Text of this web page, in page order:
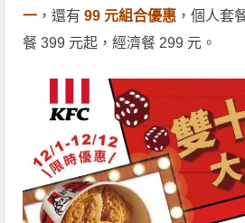
一 ，還有 99 元組合優惠 ，個人套
餐 399 元起，經濟餐 299 元。